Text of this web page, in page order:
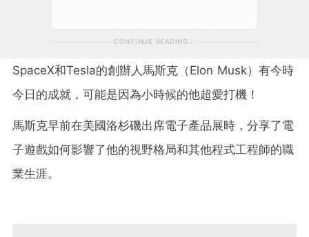
CONTINUE READING
SpaceX和Tesla的創辦人馬斯克（Elon Musk）有今時
今日的成就，可能是因為小時候的他超愛打機！
馬斯克早前在美國洛杉磯出席電子產品展時，分享了電
子遊戲如何影響了他的視野格局和其他程式工程師的職
業生涯。